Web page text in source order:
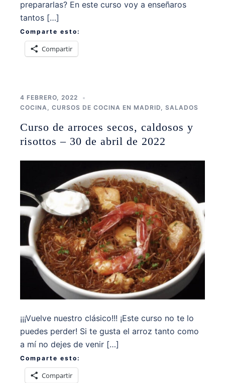
prepararlas? En este curso voy a enseñaros
tantos […]
Comparte esto:
Compartir
4 FEBRERO, 2022
COCINA, CURSOS DE COCINA EN MADRID, SALADOS
Curso de arroces secos, caldosos y
risottos – 30 de abril de 2022
¡¡¡Vuelve nuestro clásico!!! ¡Este curso no te lo
puedes perder! Si te gusta el arroz tanto como
a mí no dejes de venir […]
Comparte esto:
Compartir